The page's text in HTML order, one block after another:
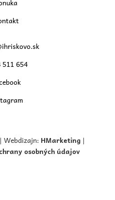
511 654
HMarketing |
osobných údajov